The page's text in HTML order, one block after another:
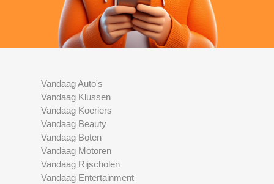
Vandaag Auto's
Vandaag Klussen
Vandaag Koeriers
Vandaag Beauty
Vandaag Boten
Vandaag Motoren
Vandaag Rijscholen
Vandaag Entertainment